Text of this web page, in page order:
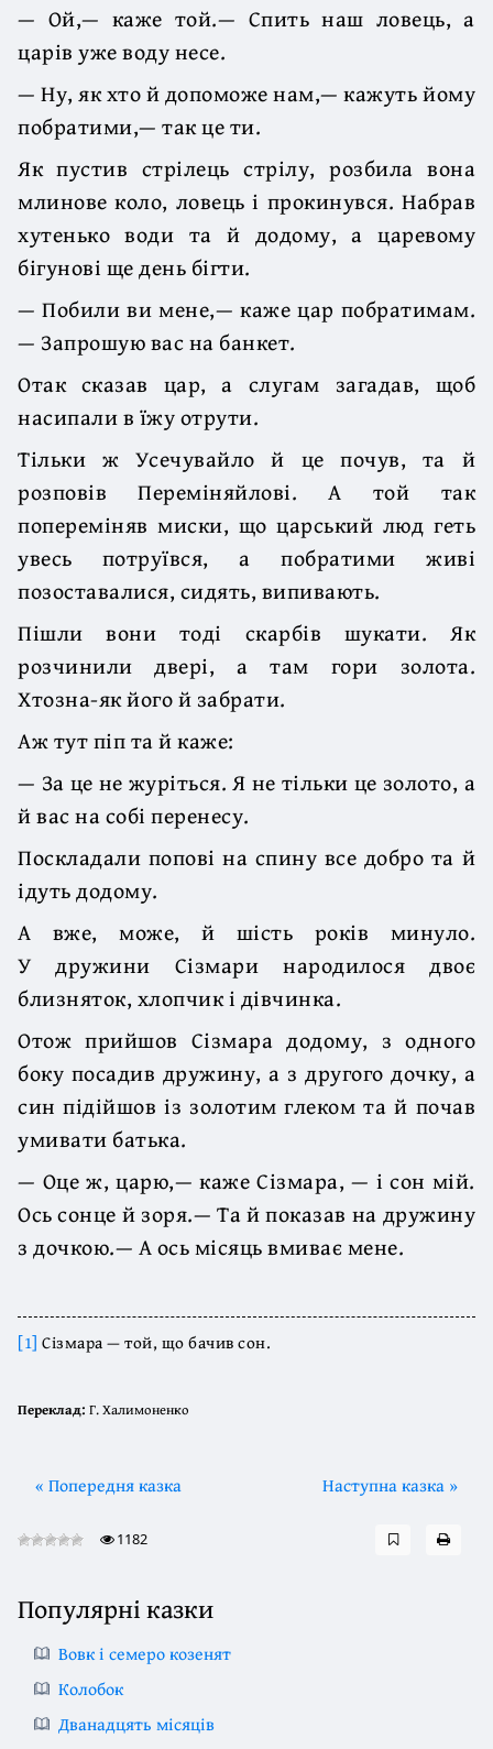
— Ой,— каже той.— Спить наш ловець, а
царів уже воду несе.
— Ну, як хто й допоможе нам,— кажуть йому
побратими,— так це ти.
Як пустив стрілець стрілу, розбила вона
млинове коло, ловець і прокинувся. Набрав
хутенько води та й додому, а царевому
бігунові ще день бігти.
— Побили ви мене,— каже цар побратимам.
— Запрошую вас на банкет.
Отак сказав цар, а слугам загадав, щоб
насипали в їжу отрути.
Тільки ж Усечувайло й це почув, та й
розповів Переміняйлові. А той так
попереміняв миски, що царський люд геть
увесь потруївся, а побратими живі
позоставалися, сидять, випивають.
Пішли вони тоді скарбів шукати. Як
розчинили двері, а там гори золота.
Хтозна-як його й забрати.
Аж тут піп та й каже:
— За це не журіться. Я не тільки це золото, а
й вас на собі перенесу.
Поскладали попові на спину все добро та й
ідуть додому.
А вже, може, й шість років минуло.
У дружини Сізмари народилося двоє
близняток, хлопчик і дівчинка.
Отож прийшов Сізмара додому, з одного
боку посадив дружину, а з другого дочку, а
син підійшов із золотим глеком та й почав
умивати батька.
— Оце ж, царю,— каже Сізмара, — і сон мій.
Ось сонце й зоря.— Та й показав на дружину
з дочкою.— А ось місяць вмиває мене.
[1] Сізмара — той, що бачив сон.
Переклад: Г. Халимоненко
« Попередня казка Наступна казка »
1182
Популярні казки
Вовк і семеро козенят
Колобок
Дванадцять місяців